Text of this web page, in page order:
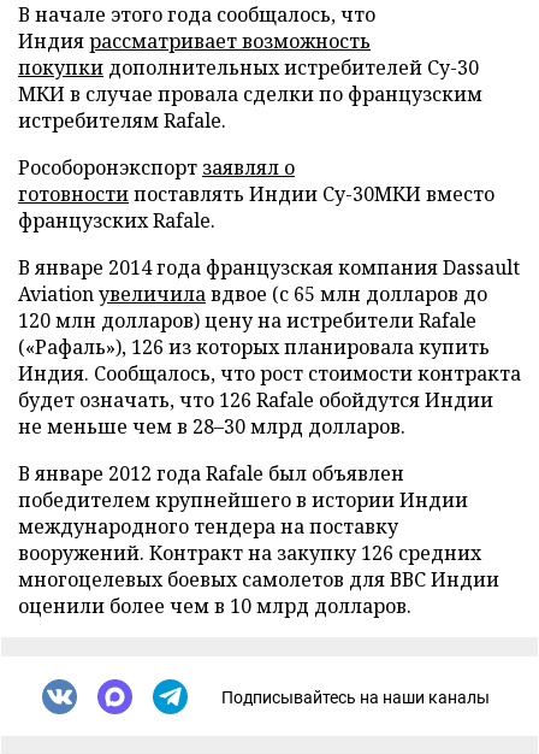
В начале этого года сообщалось, что
Индиярассматривает возможность
покупки дополнительных истребителей Су-30
МКИ в случае провала сделки по французским
истребителям Rafale.
Рособоронэкспорт заявлял о
готовностипоставлять Индии Су-30МКИ вместо
французских Rafale.
В январе 2014 года французская компания Dassault
Aviationувеличилавдвое (с 65 млн долларов до
120 млн долларов) цену на истребители Rafale
(«Рафаль»), 126 из которых планировала купить
Индия. Сообщалось, что рост стоимости контракта
будет означать, что 126 Rafale обойдутся Индии
не меньше чем в 28–30 млрд долларов.
В январе 2012 года Rafale был объявлен
победителем крупнейшего в истории Индии
международного тендера на поставку
вооружений. Контракт на закупку 126 средних
многоцелевых боевых самолетов для ВВС Индии
оценили более чем в 10 млрд долларов.
Подписывайтесь на наши каналы